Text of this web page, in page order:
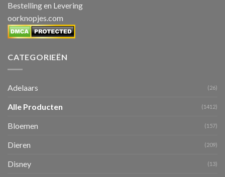
Bestelling en Levering
oorknopjes.com
CATEGORIEËN
Adelaars (26)
Alle Producten (1412)
Bloemen (157)
Dieren (209)
Disney (13)